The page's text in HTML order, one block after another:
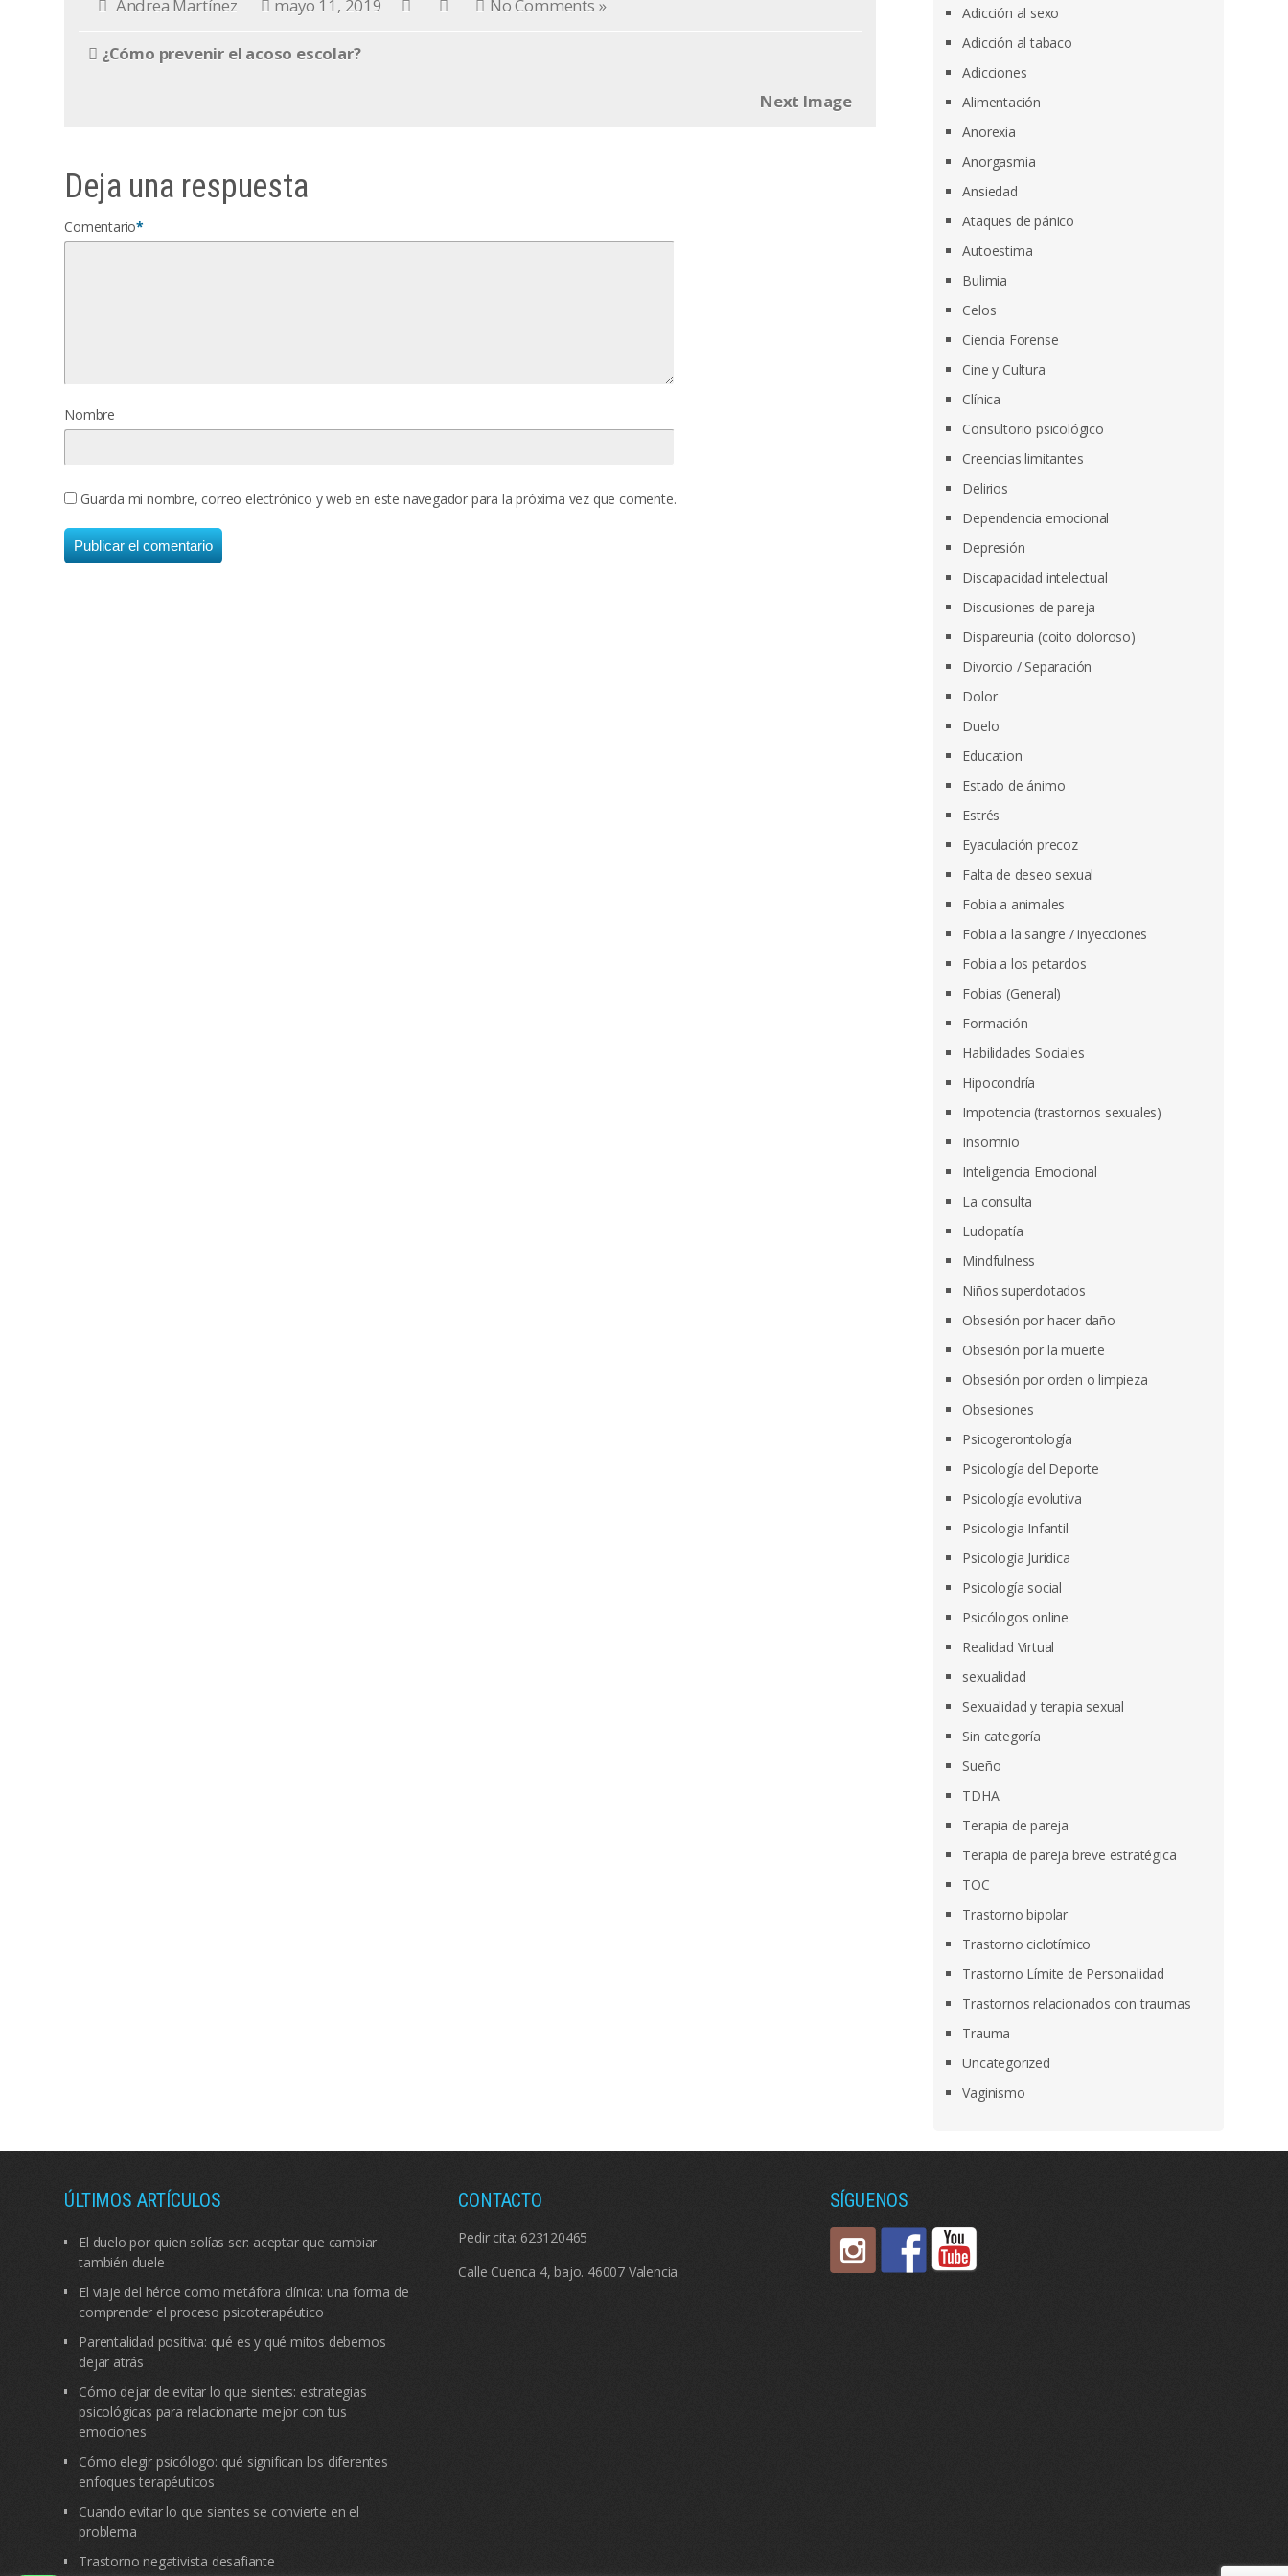
Andrea Martínez mayo 11, 2019 No Comments »
¿Cómo prevenir el acoso escolar?
Next Image
Deja una respuesta
Comentario*
Nombre
Guarda mi nombre, correo electrónico y web en este navegador para la próxima vez que comente.
Adicción al sexo
Adicción al tabaco
Adicciones
Alimentación
Anorexia
Anorgasmia
Ansiedad
Ataques de pánico
Autoestima
Bulimia
Celos
Ciencia Forense
Cine y Cultura
Clínica
Consultorio psicológico
Creencias limitantes
Delirios
Dependencia emocional
Depresión
Discapacidad intelectual
Discusiones de pareja
Dispareunia (coito doloroso)
Divorcio / Separación
Dolor
Duelo
Education
Estado de ánimo
Estrés
Eyaculación precoz
Falta de deseo sexual
Fobia a animales
Fobia a la sangre / inyecciones
Fobia a los petardos
Fobias (General)
Formación
Habilidades Sociales
Hipocondría
Impotencia (trastornos sexuales)
Insomnio
Inteligencia Emocional
La consulta
Ludopatía
Mindfulness
Niños superdotados
Obsesión por hacer daño
Obsesión por la muerte
Obsesión por orden o limpieza
Obsesiones
Psicogerontología
Psicología del Deporte
Psicología evolutiva
Psicologia Infantil
Psicología Jurídica
Psicología social
Psicólogos online
Realidad Virtual
sexualidad
Sexualidad y terapia sexual
Sin categoría
Sueño
TDHA
Terapia de pareja
Terapia de pareja breve estratégica
TOC
Trastorno bipolar
Trastorno ciclotímico
Trastorno Límite de Personalidad
Trastornos relacionados con traumas
Trauma
Uncategorized
Vaginismo
ÚLTIMOS ARTÍCULOS
El duelo por quien solías ser: aceptar que cambiar
también duele
El viaje del héroe como metáfora clínica: una forma de
comprender el proceso psicoterapéutico
Parentalidad positiva: qué es y qué mitos debemos
dejar atrás
Cómo dejar de evitar lo que sientes: estrategias
psicológicas para relacionarte mejor con tus
emociones
Cómo elegir psicólogo: qué significan los diferentes
enfoques terapéuticos
Cuando evitar lo que sientes se convierte en el
problema
Trastorno negativista desafiante
CONTACTO
Pedir cita: 623120465
Calle Cuenca 4, bajo. 46007 Valencia
SÍGUENOS